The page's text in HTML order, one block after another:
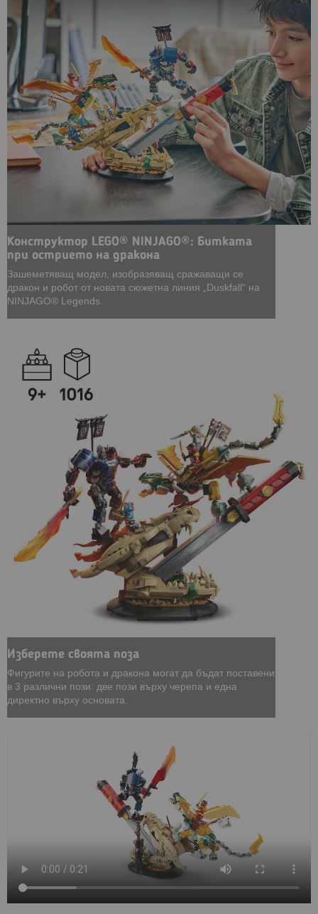
Конструктор LEGO® NINJAGO®: Битката
при острието на дракона
Зашеметяващ модел, изобразяващ сражаващи се
дракон и робот от новата сюжетна линия „Duskfall“ на
NINJAGO® Legends.
Изберете своята поза
Фигурите на робота и дракона могат да бъдат поставени
в 3 различни пози: две пози върху черепа и една
директно върху основата.